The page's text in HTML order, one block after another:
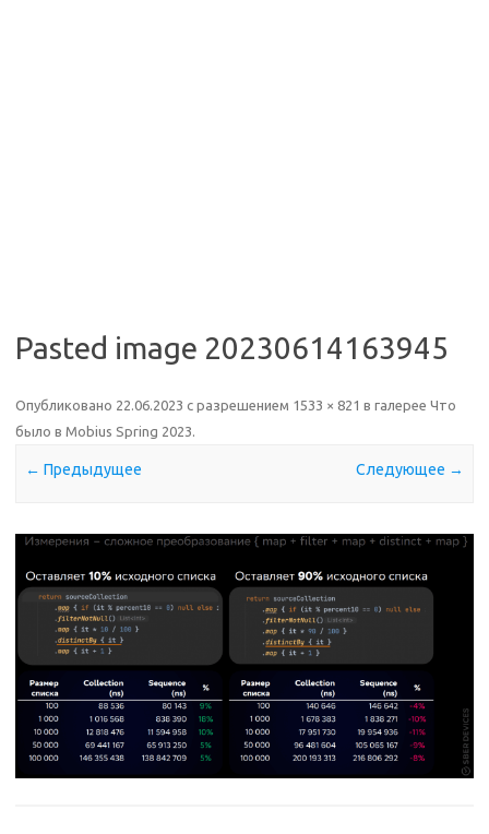
Pasted image 20230614163945
Опубликовано 22.06.2023 с разрешением 1533 × 821 в галерее Что
было в Mobius Spring 2023.
← Предыдущее Следующее →